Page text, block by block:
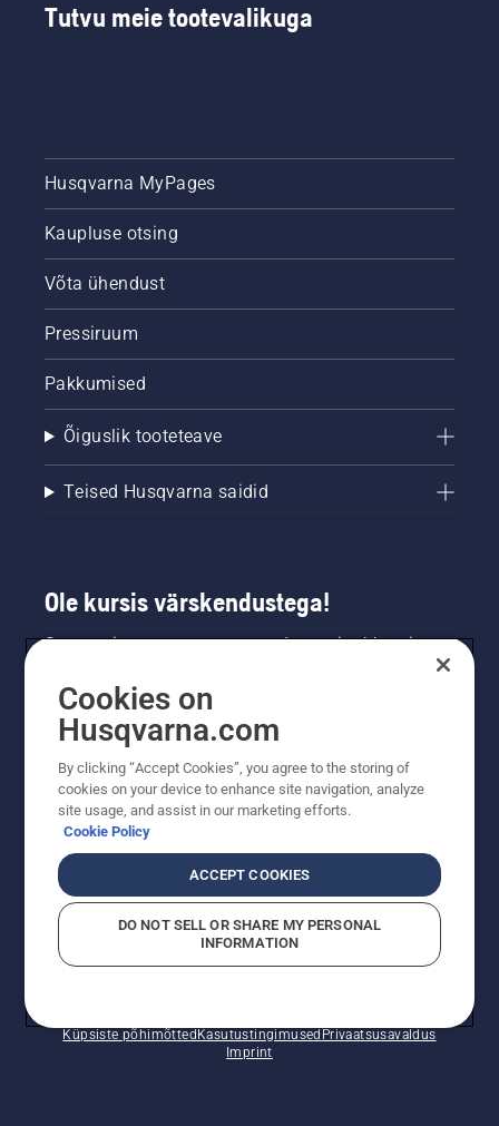
Tutvu meie tootevalikuga
Husqvarna MyPages
Kaupluse otsing
Võta ühendust
Pressiruum
Pakkumised
Õiguslik tooteteave
Teised Husqvarna saidid
Ole kursis värskendustega!
Saa uusimat teavet uute toodete, eripakkumiste
saamiseks siin.
Küpsiste põhimõttedKasutustingimused Privaatsusavaldus
Imprint
Cookies on
Husqvarna.com
By clicking “Accept Cookies”, you agree to the storing of
cookies on your device to enhance site navigation, analyze
site usage, and assist in our marketing efforts.
Cookie Policy
ACCEPT COOKIES
DO NOT SELL OR SHARE MY PERSONAL
INFORMATION